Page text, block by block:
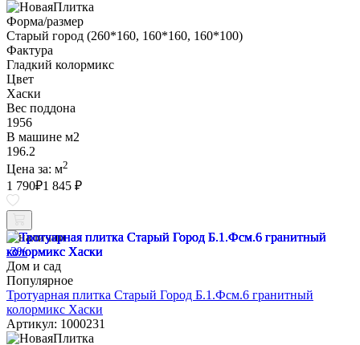
Форма/размер
Старый город (260*160, 160*160, 160*100)
Фактура
Гладкий колормикс
Цвет
Хаски
Вес поддона
1956
В машине м2
196.2
Цена за: м2
1 790₽1 845 ₽
В наличии
-3%
Дом и сад
Популярное
Тротуарная плитка Старый Город Б.1.Фсм.6 гранитный
колормикс Хаски
Артикул: 1000231